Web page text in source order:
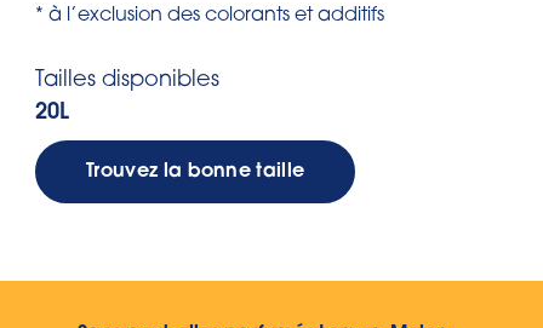
* à l’exclusion des colorants et additifs
Tailles disponibles
20L
Trouvez la bonne taille